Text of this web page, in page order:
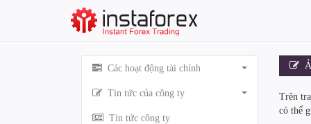
Các hoạt động tài chính
Tin tức của công ty
Tin tức công ty
Trên
có thể